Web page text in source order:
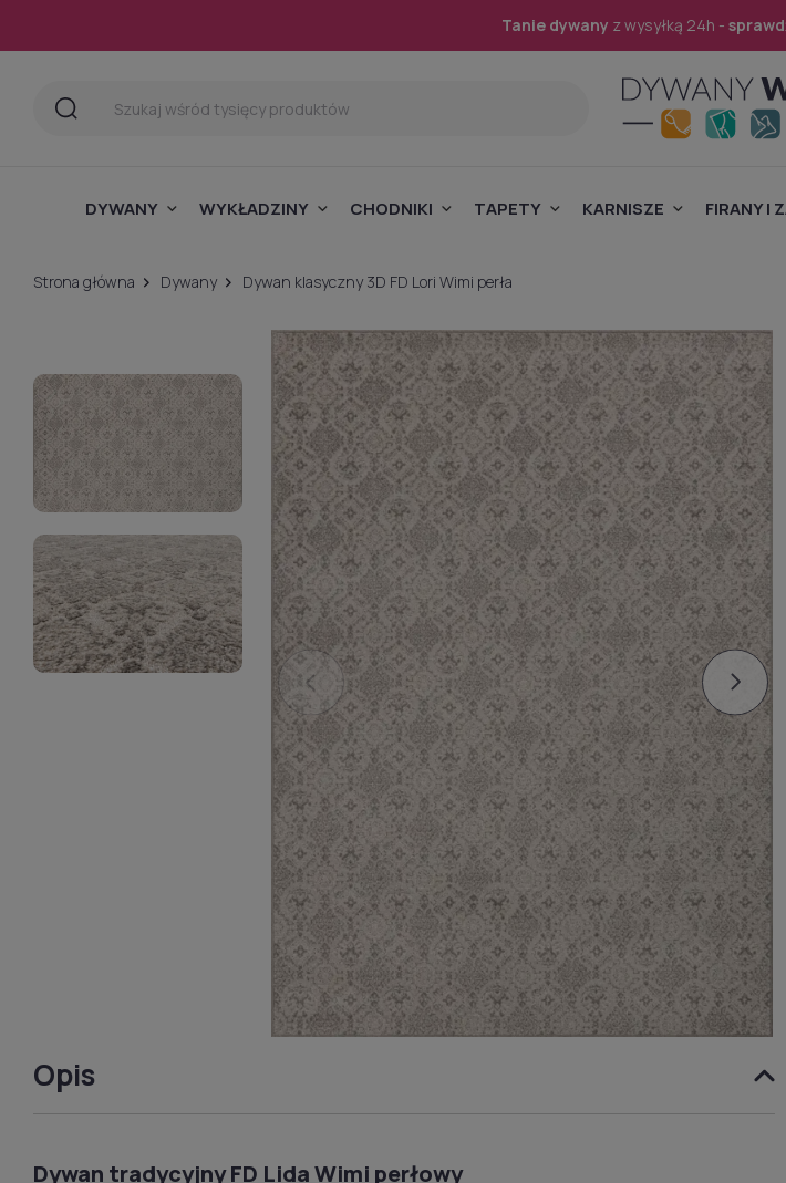
Tanie dywany z wysyłką 24h -
DYWANY WYKŁADZINY CHODNIKI TAPETY KARNISZE FIRANY I
Strona główna Dywany Dywan klasyczny 3D FD Lori Wimi perła
Opis
Dywan tradycyjny FD Lida Wimi perłowy